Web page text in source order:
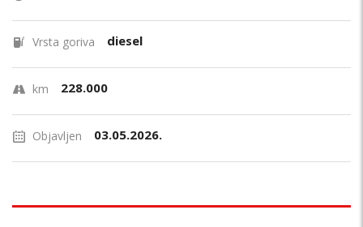
Vrsta goriva diesel
km 228.000
Objavljen 03.05.2026.